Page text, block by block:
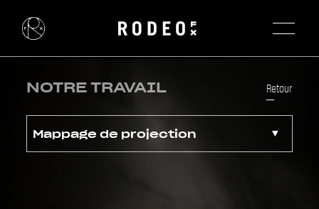
NOTRE TRAVAIL
Mappage de projection
Retour